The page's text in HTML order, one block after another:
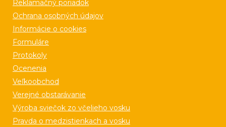
Reklamačný poriadok
Ochrana osobných údajov
Informácie o cookies
Formuláre
Protokoly
Ocenenia
Veľkoobchod
Verejné obstarávanie
Výroba sviečok zo včelieho vosku
Pravda o medzistienkach a vosku